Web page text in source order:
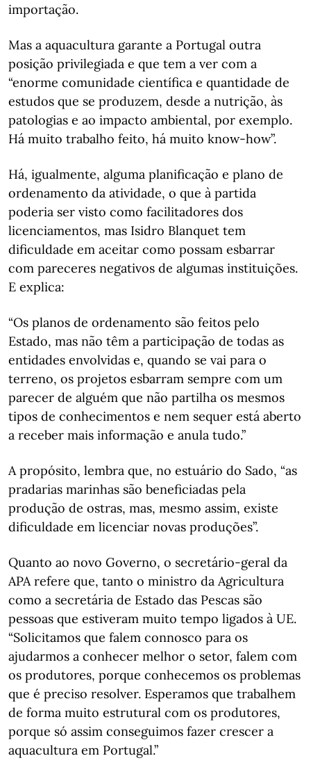
importação.
Mas a aquacultura garante a Portugal outra
posição privilegiada e que tem a ver com a
“enorme comunidade científica e quantidade de
estudos que se produzem, desde a nutrição, às
patologias e ao impacto ambiental, por exemplo.
Há muito trabalho feito, há muito know-how”.
Há, igualmente, alguma planificação e plano de
ordenamento da atividade, o que à partida
poderia ser visto como facilitadores dos
licenciamentos, mas Isidro Blanquet tem
dificuldade em aceitar como possam esbarrar
com pareceres negativos de algumas instituições.
E explica:
“Os planos de ordenamento são feitos pelo
Estado, mas não têm a participação de todas as
entidades envolvidas e, quando se vai para o
terreno, os projetos esbarram sempre com um
parecer de alguém que não partilha os mesmos
tipos de conhecimentos e nem sequer está aberto
a receber mais informação e anula tudo.”
A propósito, lembra que, no estuário do Sado, “as
pradarias marinhas são beneficiadas pela
produção de ostras, mas, mesmo assim, existe
dificuldade em licenciar novas produções”.
Quanto ao novo Governo, o secretário-geral da
APA refere que, tanto o ministro da Agricultura
como a secretária de Estado das Pescas são
pessoas que estiveram muito tempo ligados à UE.
“Solicitamos que falem connosco para os
ajudarmos a conhecer melhor o setor, falem com
os produtores, porque conhecemos os problemas
que é preciso resolver. Esperamos que trabalhem
de forma muito estrutural com os produtores,
porque só assim conseguimos fazer crescer a
aquacultura em Portugal.”